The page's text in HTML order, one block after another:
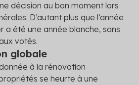
décision au bon moment lors
D’autant plus que l’année
a été une année blanche, sans
votés.
globale
à la rénovation
se heurte à une